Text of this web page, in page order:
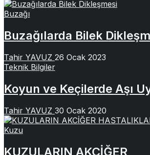
Buzağı
Buzağılarda Bilek
Tahir YAVUZ 26 Ocak 2023
Teknik Bilgiler
Koyun ve Keçilerde Aşı
Tahir YAVUZ 30 Ocak 2020
Kuzu
KUZULARIN AKCİĞER